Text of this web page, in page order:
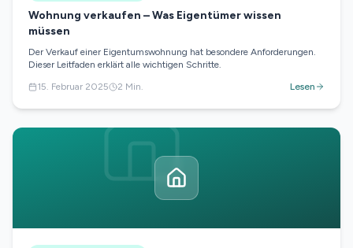
Wohnung verkaufen – Was Eigentümer wissen
müssen
Der Verkauf einer Eigentumswohnung hat besondere Anforderungen.
Dieser Leitfaden erklärt alle wichtigen Schritte.
15. Februar 2025
2 Min. Lesen